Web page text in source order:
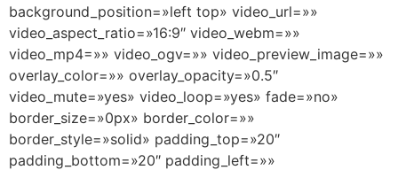
background_position=»left top» video_url=»»
video_aspect_ratio=»16:9″ video_webm=»»
video_mp4=»» video_ogv=»» video_preview_image=»»
overlay_color=»» overlay_opacity=»0.5″
video_mute=»yes» video_loop=»yes» fade=»no»
border_size=»0px» border_color=»»
border_style=»solid» padding_top=»20″
padding_bottom=»20″ padding_left=»»